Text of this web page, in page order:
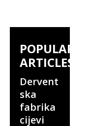
POPULAR
ARTICLES
Dervent
ska
fabrika
cijevi